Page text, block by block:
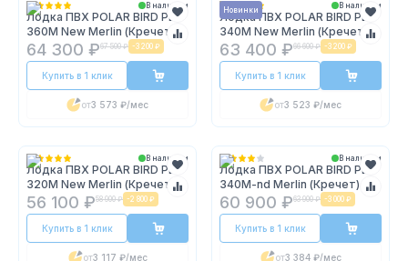
В наличии
Лодка ПВХ POLAR BIRD PB-
360M New Merlin (Кречет)
64 300 ₽67 500 ₽ -3 200 ₽
Купить в 1 клик
от3 573 ₽/мес
Новинки В наличии
Лодка ПВХ POLAR BIRD PB-
340M New Merlin (Кречет)
63 400 ₽66 600 ₽ -3 200 ₽
Купить в 1 клик
от3 523 ₽/мес
В наличии
Лодка ПВХ POLAR BIRD PB-
320M New Merlin (Кречет)
56 100 ₽58 900 ₽ -2 800 ₽
Купить в 1 клик
от3 117 ₽/мес
В наличии
Лодка ПВХ POLAR BIRD PB-
340M-nd Merlin (Кречет)
60 900 ₽63 900 ₽ -3 000 ₽
Купить в 1 клик
от3 384 ₽/мес